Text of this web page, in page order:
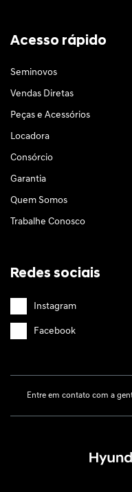
Acesso rápido
Seminovos
Vendas Diretas
Peças e Acessórios
Locadora
Consórcio
Garantia
Quem Somos
Trabalhe Conosco
Redes sociais
Instagram
Facebook
Entre em contato com a